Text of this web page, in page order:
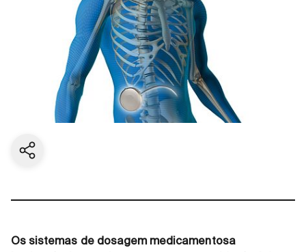
Share current page
Os sistemas de dosagem medicamentosa